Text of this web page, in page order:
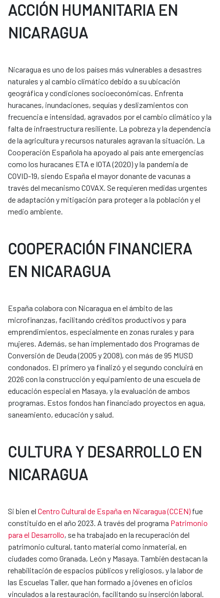
ACCIÓN HUMANITARIA EN
NICARAGUA
Nicaragua es uno de los países más vulnerables a desastres
naturales y al cambio climático debido a su ubicación
geográfica y condiciones socioeconómicas. Enfrenta
huracanes, inundaciones, sequías y deslizamientos con
frecuencia e intensidad, agravados por el cambio climático y la
falta de infraestructura resiliente. La pobreza y la dependencia
de la agricultura y recursos naturales agravan la situación. La
Cooperación Española ha apoyado al país ante emergencias
como los huracanes ETA e IOTA (2020) y la pandemia de
COVID-19, siendo España el mayor donante de vacunas a
través del mecanismo COVAX. Se requieren medidas urgentes
de adaptación y mitigación para proteger a la población y el
medio ambiente.
COOPERACIÓN FINANCIERA
EN NICARAGUA
España colabora con Nicaragua en el ámbito de las
microfinanzas, facilitando créditos productivos y para
emprendimientos, especialmente en zonas rurales y para
mujeres. Además, se han implementado dos Programas de
Conversión de Deuda (2005 y 2008), con más de 95 MUSD
condonados. El primero ya finalizó y el segundo concluirá en
2026 con la construcción y equipamiento de una escuela de
educación especial en Masaya, y la evaluación de ambos
programas. Estos fondos han financiado proyectos en agua,
saneamiento, educación y salud.
CULTURA Y DESARROLLO EN
NICARAGUA
Si bien el Centro Cultural de España en Nicaragua (CCEN) fue
constituido en el año 2023. A través del programa Patrimonio
para el Desarrollo, se ha trabajado en la recuperación del
patrimonio cultural, tanto material como inmaterial, en
ciudades como Granada, León y Masaya. También destacan la
rehabilitación de espacios públicos y religiosos, y la labor de
las Escuelas Taller, que han formado a jóvenes en oficios
vinculados a la restauración, facilitando su inserción laboral.